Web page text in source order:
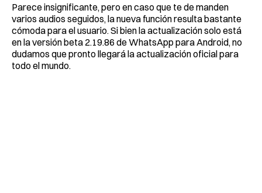
Parece insignificante, pero en caso que te de manden
varios audios seguidos, la nueva función resulta bastante
cómoda para el usuario. Si bien la actualización solo está
en la versión beta 2.19.86 de WhatsApp para Android, no
dudamos que pronto llegará la actualización oficial para
todo el mundo.